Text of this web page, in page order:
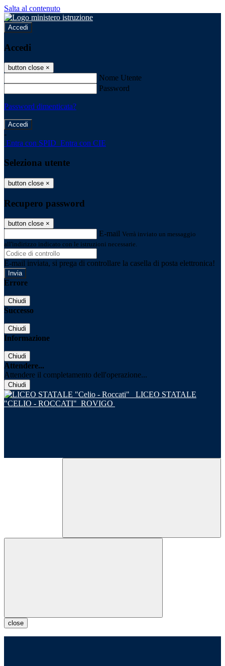
Salta al contenuto
Accedi
Accedi
button close ×
Nome Utente
Password
Password dimenticata?
-
Entra con SPID Entra con CIE
Seleziona utente
button close ×
Recupero password
button close ×
E-mail Verrà inviato un messaggio
all'indirizzo indicato con le istruzioni necessarie.
E-mail inviata, si prega di controllare la casella di posta elettronica!
Errore
Chiudi
Successo
Chiudi
Informazione
Chiudi
Attendere...
Attendere il completamento dell'operazione...
Chiudi
LICEO STATALE
"CELIO - ROCCATI" ROVIGO
close